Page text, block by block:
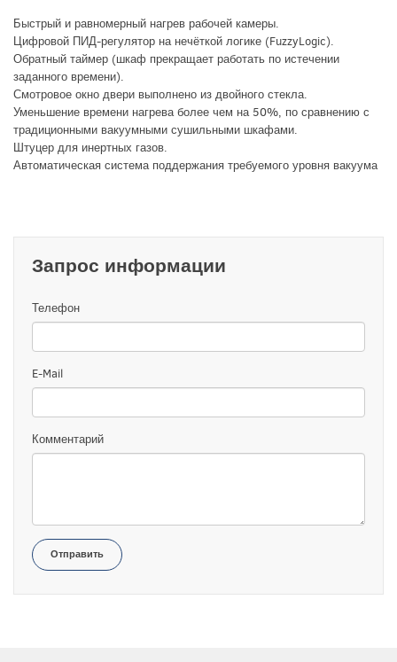
Быстрый и равномерный нагрев рабочей камеры.
Цифровой ПИД-регулятор на нечёткой логике (FuzzyLogic).
Обратный таймер (шкаф прекращает работать по истечении
заданного времени).
Смотровое окно двери выполнено из двойного стекла.
Уменьшение времени нагрева более чем на 50%, по сравнению с
традиционными вакуумными сушильными шкафами.
Штуцер для инертных газов.
Автоматическая система поддержания требуемого уровня вакуума
Запрос информации
Телефон
E-Mail
Комментарий
Отправить